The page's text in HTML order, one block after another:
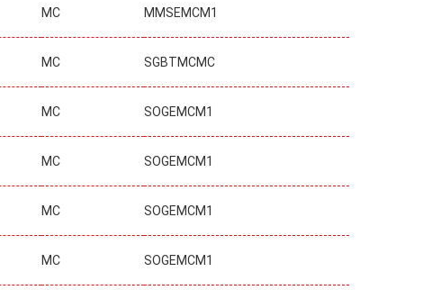
MC MMSEMCM1
MC SGBTMCMC
MC SOGEMCM1
MC SOGEMCM1
MC SOGEMCM1
MC SOGEMCM1